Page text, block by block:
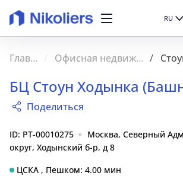
RU
Главная Офисная недвижимость
БЦ Стоун Ходынка
Поделиться
ID: PT-00010275
Москва, Северный
округ, Ходынский б-р, д 8
ЦСКА , Пешком: 4.00 мин